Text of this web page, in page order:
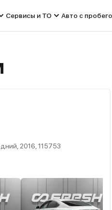
Сервисы и ТО Авто с
2016, 115753